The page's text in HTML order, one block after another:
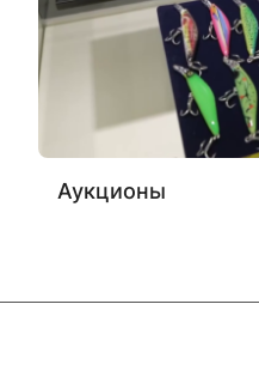
Аукционы